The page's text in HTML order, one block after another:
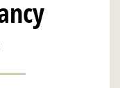
I
L